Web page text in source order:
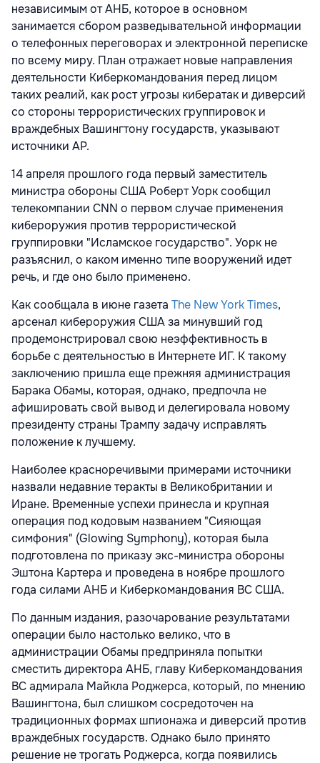
независимым от АНБ, которое в основном
занимается сбором разведывательной информации
о телефонных переговорах и электронной переписке
по всему миру. План отражает новые направления
деятельности Киберкомандования перед лицом
таких реалий, как рост угрозы кибератак и диверсий
со стороны террористических группировок и
враждебных Вашингтону государств, указывают
источники AP.
14 апреля прошлого года первый заместитель
министра обороны США Роберт Уорк сообщил
телекомпании CNN о первом случае применения
кибероружия против террористической
группировки "Исламское государство". Уорк не
разъяснил, о каком именно типе вооружений идет
речь, и где оно было применено.
Как сообщала в июне газета The New York Times,
арсенал кибероружия США за минувший год
продемонстрировал свою неэффективность в
борьбе с деятельностью в Интернете ИГ. К такому
заключению пришла еще прежняя администрация
Барака Обамы, которая, однако, предпочла не
афишировать свой вывод и делегировала новому
президенту страны Трампу задачу исправлять
положение к лучшему.
Наиболее красноречивыми примерами источники
назвали недавние теракты в Великобритании и
Иране. Временные успехи принесла и крупная
операция под кодовым названием "Сияющая
симфония" (Glowing Symphony), которая была
подготовлена по приказу экс-министра обороны
Эштона Картера и проведена в ноябре прошлого
года силами АНБ и Киберкомандования ВС США.
По данным издания, разочарование результатами
операции было настолько велико, что в
администрации Обамы предприняла попытки
сместить директора АНБ, главу Киберкомандования
ВС адмирала Майкла Роджерса, который, по мнению
Вашингтона, был слишком сосредоточен на
традиционных формах шпионажа и диверсий против
враждебных государств. Однако было принято
решение не трогать Роджерса, когда появились